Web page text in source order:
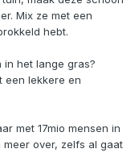
Mix ze met een
hebt.
het lange gras?
een lekkere en
met 17mio mensen in
over, zelfs al gaat